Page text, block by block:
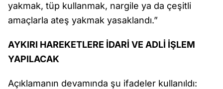
yakmak, tüp kullanmak, nargile ya da çeşitli
amaçlarla ateş yakmak yasaklandı.”
AYKIRI HAREKETLERE İDARİ VE ADLİ İŞLEM
YAPILACAK
Açıklamanın devamında şu ifadeler kullanıldı: